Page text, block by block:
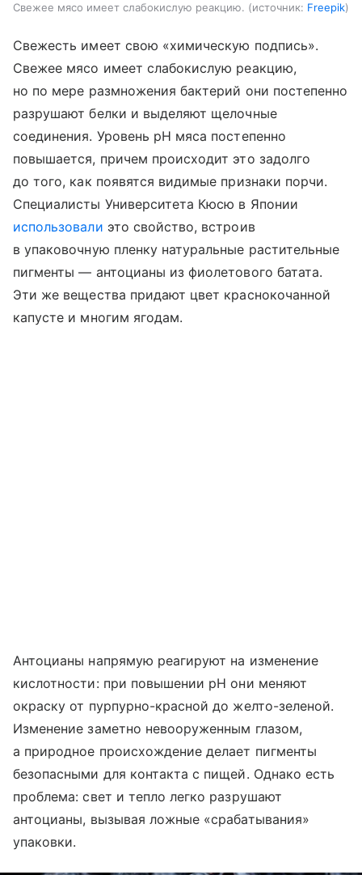
Свежее мясо имеет слабокислую реакцию. источник: Freepik
Свежесть имеет свою «химическую подпись».
Свежее мясо имеет слабокислую реакцию,
но по мере размножения бактерий они постепенно
разрушают белки и выделяют щелочные
соединения. Уровень pH мяса постепенно
повышается, причем происходит это задолго
до того, как появятся видимые признаки порчи.
Специалисты Университета Кюсю в Японии
использовали это свойство, встроив
в упаковочную пленку натуральные растительные
пигменты — антоцианы из фиолетового батата.
Эти же вещества придают цвет краснокочанной
капусте и многим ягодам.
Антоцианы напрямую реагируют на изменение
кислотности: при повышении pH они меняют
окраску от пурпурно-красной до желто-зеленой.
Изменение заметно невооруженным глазом,
а природное происхождение делает пигменты
безопасными для контакта с пищей. Однако есть
проблема: свет и тепло легко разрушают
антоцианы, вызывая ложные «срабатывания»
упаковки.